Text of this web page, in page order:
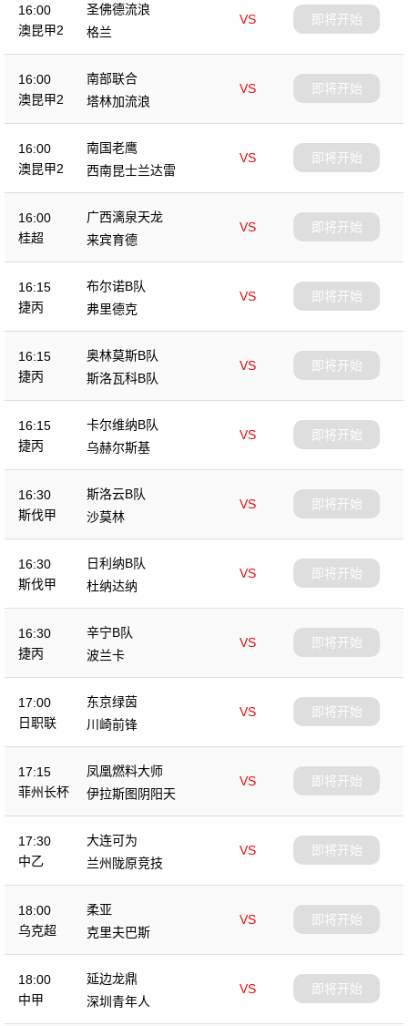
16:00
澳昆甲2
圣佛德流浪
VS
格兰
即将开始
16:00
澳昆甲2
南部联合
VS
塔林加流浪
即将开始
16:00
澳昆甲2
南国老鹰
VS
西南昆士兰达雷
即将开始
16:00
桂超
广西漓泉天龙
VS
来宾育德
即将开始
16:15
捷丙
布尔诺B队
VS
弗里德克
即将开始
16:15
捷丙
奥林莫斯B队
VS
斯洛瓦科B队
即将开始
16:15
捷丙
卡尔维纳B队
VS
乌赫尔斯基
即将开始
16:30
斯伐甲
斯洛云B队
VS
沙莫林
即将开始
16:30
斯伐甲
日利纳B队
VS
杜纳达纳
即将开始
16:30
捷丙
辛宁B队
VS
波兰卡
即将开始
17:00
日职联
东京绿茵
VS
川崎前锋
即将开始
17:15
菲州长杯
凤凰燃料大师
VS
伊拉斯图阴阳天
即将开始
17:30
中乙
大连可为
VS
兰州陇原竞技
即将开始
18:00
乌克超
柔亚
VS
克里夫巴斯
即将开始
18:00
中甲
延边龙鼎
VS
深圳青年人
即将开始